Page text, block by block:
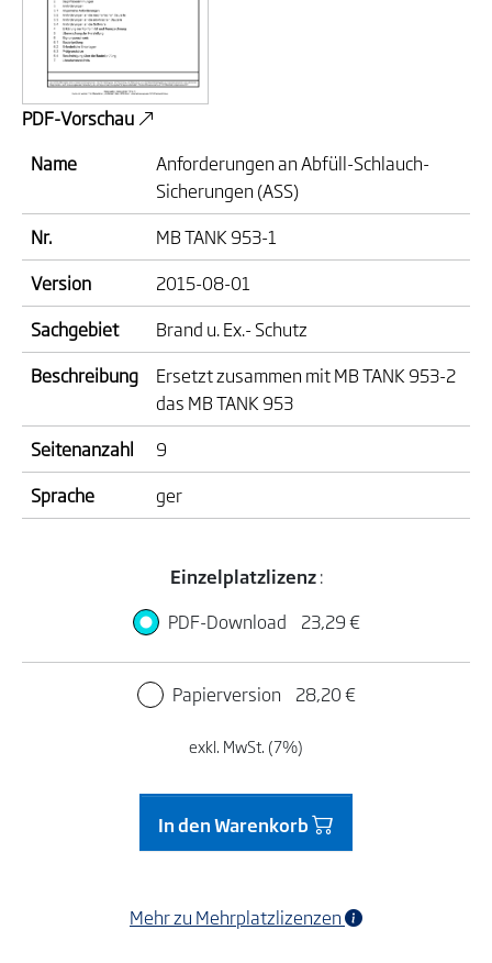
PDF-Vorschau
Name
Anforderungen an Abfüll-Schlauch-
Sicherungen (ASS)
Nr.
MB TANK 953-1
Version
2015-08-01
Sachgebiet
Brand u. Ex.- Schutz
Beschreibung
Ersetzt zusammen mit MB TANK 953-2
das MB TANK 953
Seitenanzahl
9
Sprache
ger
Einzelplatzlizenz:
PDF-Download
23,29 €
Papierversion 28,20 €
exkl. MwSt. (7%)
In den Warenkorb
Mehr zu Mehrplatzlizenzen